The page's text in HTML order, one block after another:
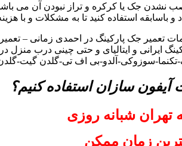
جک یا کرکره و تراز نبودن آن می
باسابقه استفاده کنید تا به مشکلات و با
جک پارکینگ در احمدی زمانی –
ایرانی و ایتالیای و حتی چینی درب منزل
تکنما-سوزوکی-آلدو-بی اف تی-گلدن گیت-
سازان استفاده کنیم؟
تهران شبانه روزی
زمان ممکن